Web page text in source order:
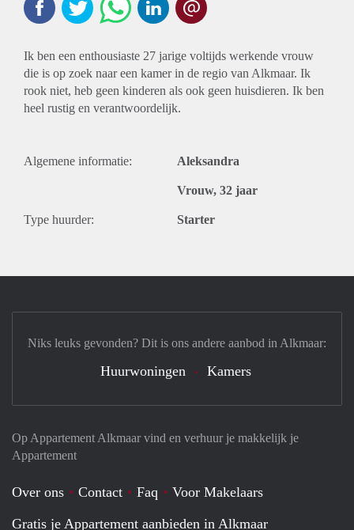
Ik ben een enthousiaste 27 jarige voltijds werkende vrouw
die is op zoek naar een kamer in de regio van Alkmaar. Ik
rook niet, heb geen kinderen als ook geen huisdieren. Ik ben
heel rustig en verantwoordelijk.
Algemene informatie: Aleksandra
Vrouw, 32 jaar
Type huurder: Starter
Op Appartement Alkmaar vind en verhuur je makkelijk je
Appartement
Over ons Contact Faq
Voor Makelaars
Gratis je Appartement aanbieden in Alkmaar
Niks leuks gevonden? Dit is ons andere aanbod in Alkmaar:
Huurwoningen Kamers